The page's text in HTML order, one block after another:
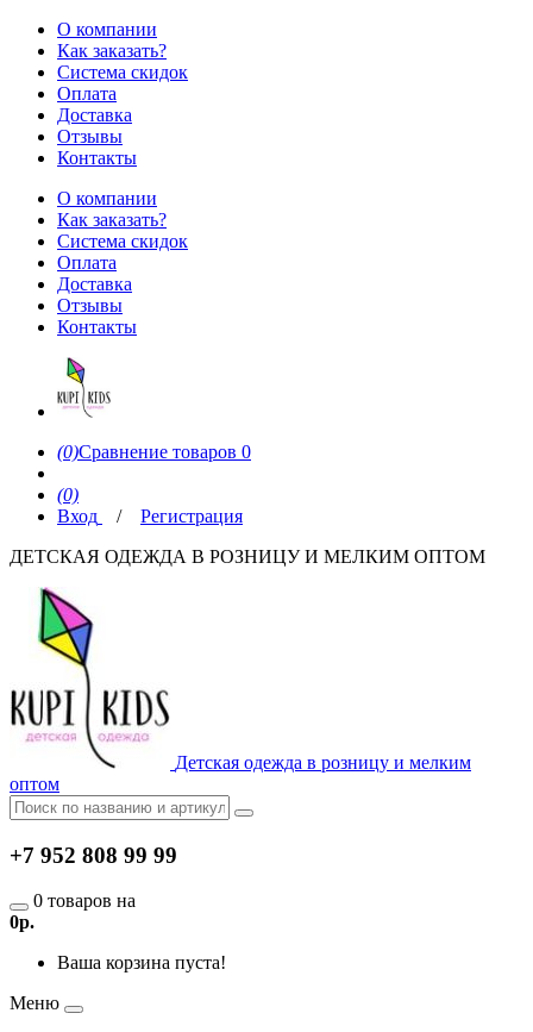
О компании
Как заказать?
Система скидок
Оплата
Доставка
Отзывы
Контакты
О компании
Как заказать?
Система скидок
Оплата
Доставка
Отзывы
Контакты
(0)Сравнение товаров 0
(0)
Вход
/
Регистрация
ДЕТСКАЯ ОДЕЖДА В РОЗНИЦУ И МЕЛКИМ ОПТОМ
Детская одежда в розницу и мелким
оптом
+7 952 808 99 99
0 товаров на
0р.
Ваша корзина пуста!
Меню